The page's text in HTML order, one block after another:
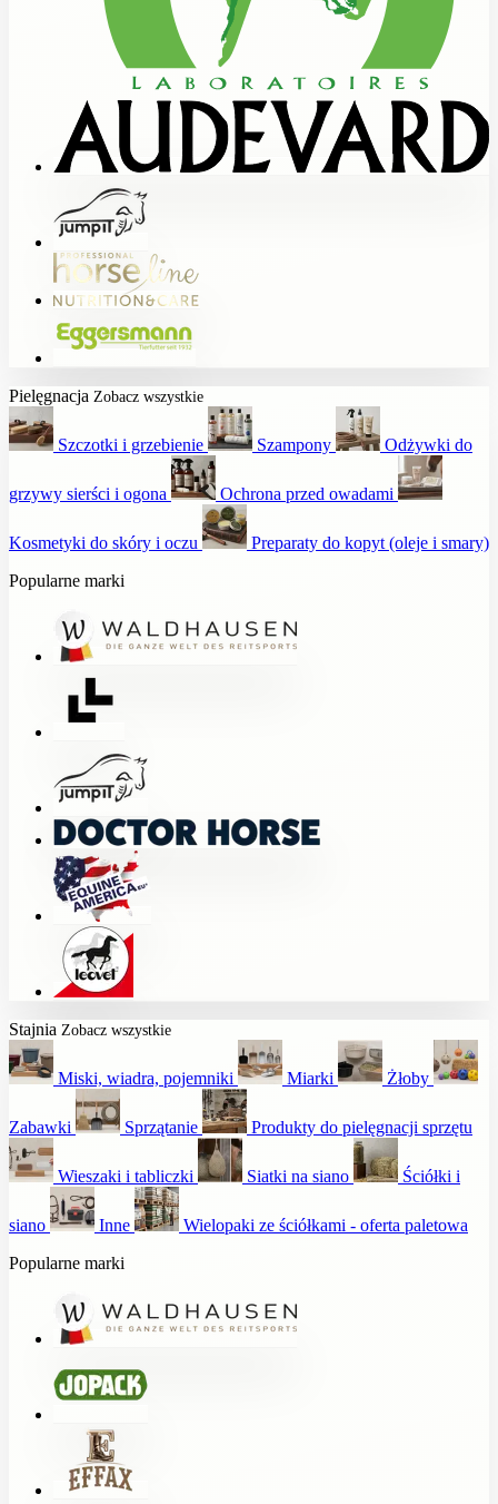
Pielęgnacja Zobacz wszystkie
Szczotki i grzebienie Szampony Odżywki do
grzywy sierści i ogona Ochrona przed owadami
Kosmetyki do skóry i oczu
Preparaty do kopyt (oleje i smary)
Popularne marki
Stajnia Zobacz wszystkie
Miski, wiadra, pojemniki Miarki Żłoby
Zabawki Sprzątanie Produkty do pielęgnacji sprzętu
Wieszaki i tabliczki Siatki na siano Ściółki i
siano Inne
Wielopaki ze ściółkami - oferta paletowa
Popularne marki